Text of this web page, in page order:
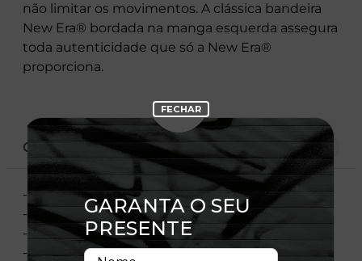
não limitar os movimentos. A clássica bandeira
New Era® bordada na manga esquerda assegura
toda autenticidade que só a New Era®
proporciona.
CARACTERÍSTICAS
- Gola redonda
- Manga curta
- Estampa frontal
- Etiqueta flag